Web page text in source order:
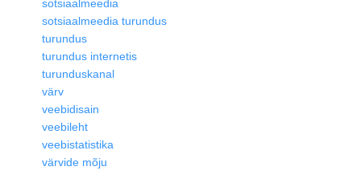
sotsiaalmeedia
sotsiaalmeedia turundus
turundus
turundus internetis
turunduskanal
värv
veebidisain
veebileht
veebistatistika
värvide mõju